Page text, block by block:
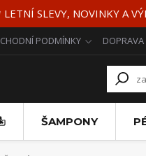
LETNÍ SLEVY, NOVINKY A
PODMÍNKY DOPRAVA
ŠAMPONY